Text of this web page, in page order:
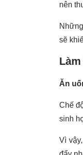
nên
sẽ
Ăn
Chế
sinh
Vì